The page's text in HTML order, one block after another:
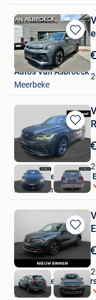
Bewaren
in
Mijn
Auto's Van Asbroeck
Meerbeke
Bewaren
in
Mijn
Van Mossel Hyundai
Brasschaat
Bewaren
in
Mijn
Van Mossel Used
Hasselt